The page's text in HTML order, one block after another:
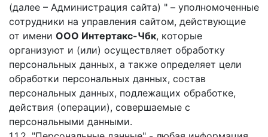
(далее – Администрация сайта) " – уполномоченные
сотрудники на управления сайтом, действующие
от имени ООО Интертакс-Чбк, которые
организуют и (или) осуществляет обработку
персональных данных, а также определяет цели
обработки персональных данных, состав
персональных данных, подлежащих обработке,
действия (операции), совершаемые с
персональными данными.